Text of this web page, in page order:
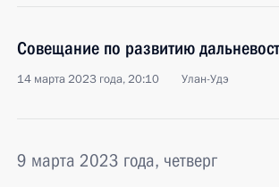
Совещание по развитию
14 марта 2023 года, 20:10 Улан-Удэ
9 марта 2023 года, четверг